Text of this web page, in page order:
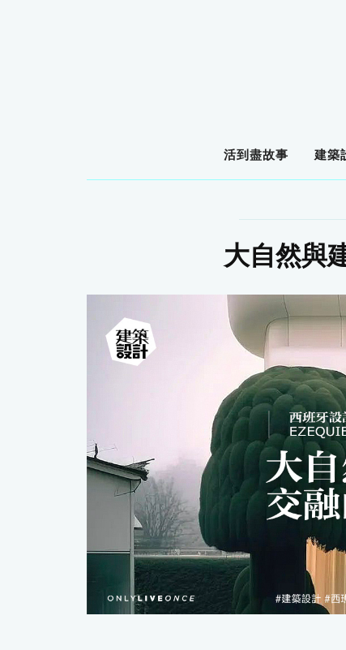
活到盡故事 建築
大自然與